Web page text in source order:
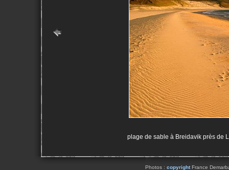
plage de sable à Breidavik près de
Photos : copyrightFrance